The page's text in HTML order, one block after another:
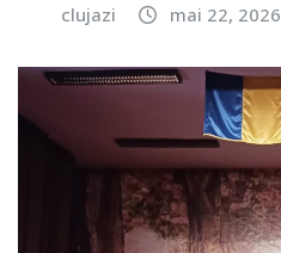
clujazi mai 22, 2026